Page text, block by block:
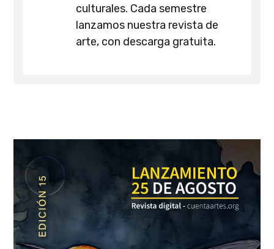
culturales. Cada semestre
lanzamos nuestra revista de
arte, con descarga gratuita.